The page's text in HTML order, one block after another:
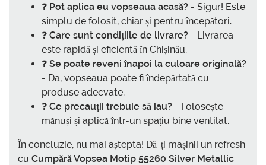
❓ Pot aplica eu vopseaua acasă? - Sigur! Este
simplu de folosit, chiar și pentru începători.
❓ Care sunt condițiile de livrare? - Livrarea
este rapidă și eficientă în Chișinău.
❓ Se poate reveni înapoi la culoare originală?
- Da, vopseaua poate fi îndepărtată cu
produse adecvate.
❓ Ce precauții trebuie să iau? - Folosește
mănuși și aplică într-un spațiu bine ventilat.
În concluzie, nu mai aștepta! Dă-ți mașinii un refresh
cu Cumpără Vopsea Motip 55260 Silver Metallic